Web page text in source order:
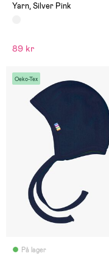
Yarn, Silver Pink
89 kr
Oeko-Tex
På lager